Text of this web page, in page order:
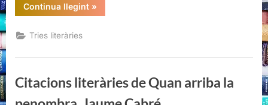
Continua llegint“Tria
Sant
»
Tries literàries
Citacions literàries de Quan arriba la